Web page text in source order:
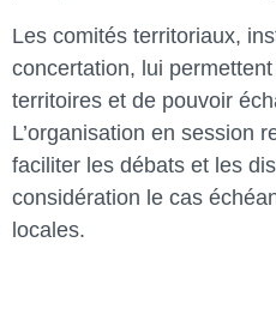
Les comités territoriaux,
concertation, lui
territoires et de pouvoir
L’organisation en session
faciliter les débats et les
considération le cas
locales.